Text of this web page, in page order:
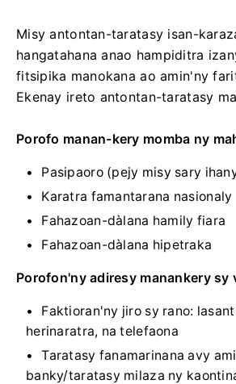
Misy antontan-taratasy isan-
hangatahana anao hampiditra
fitsipika manokana ao amin'ny
Ekenay ireto antontan-taratasy
Porofo manan-kery momba ny
Pasipaoro (pejy misy sary
Karatra famantarana nasionaly
Fahazoan-dàlana hamily fiara
Fahazoan-dàlana hipetraka
Porofon'ny adiresy manankery sy
Faktioran'ny jiro sy rano:
herinaratra, na telefaona
Taratasy fanamarinana avy
banky/taratasy milaza ny